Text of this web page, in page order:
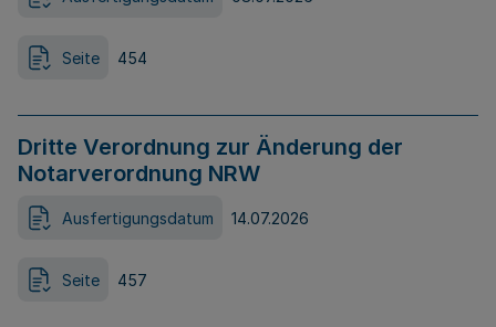
Seite 454
Dritte Verordnung zur Änderung der
Notarverordnung NRW
Ausfertigungsdatum 14.07.2026
Seite 457